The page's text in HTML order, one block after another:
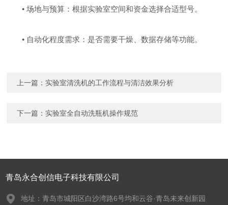
• 场地与预算：根据实验室空间和资金选择合适型号。
• 自动化程度需求：是否需要干燥、数据存储等功能。
上一篇： 实验室清洗机的工作流程与清洁效果分析
下一篇： 实验室全自动洗瓶机操作规范
青岛永合创信电子科技有限公司
地址：青岛市城阳区白沙湾路6号均和云谷·青岛未来创新园